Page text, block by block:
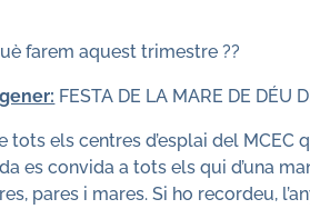
farem aquest trimestre ??
FESTA DE LA MARE DE DÉU
tots els centres d’esplai del
es convida a tots els qui d’una
pares i mares. Si ho recordeu,